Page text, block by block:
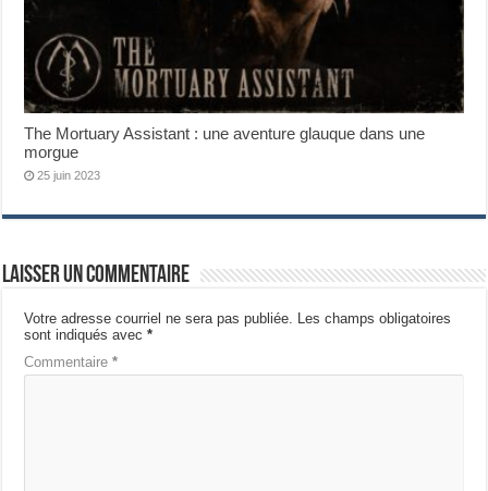
The Mortuary Assistant : une aventure glauque dans une
morgue
25 juin 2023
Laisser un commentaire
Votre adresse courriel ne sera pas publiée. Les champs obligatoires
sont indiqués avec*
Commentaire*